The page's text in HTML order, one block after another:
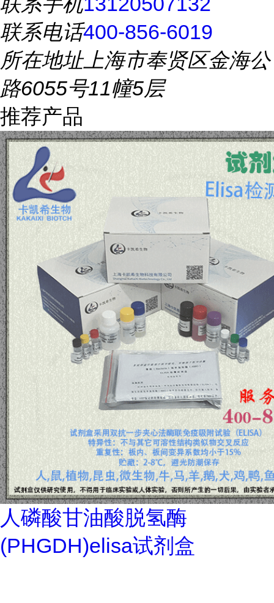
联系电话400-856-6019
所在地址上海市奉贤区金海公
路6055号11幢5层
推荐产品
人磷酸甘油酸脱氢酶
(PHGDH)elisa试剂盒